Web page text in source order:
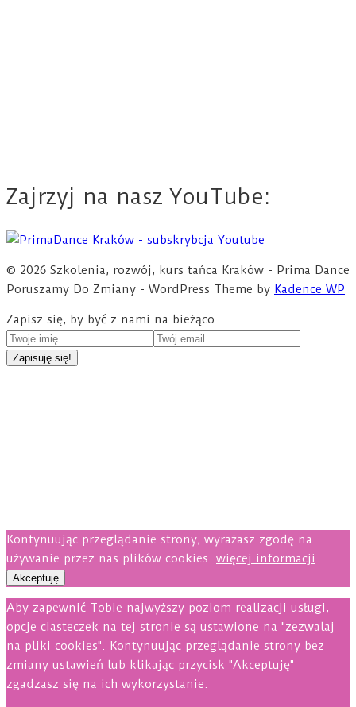
Zajrzyj na nasz YouTube:
© 2026 Szkolenia, rozwój, kurs tańca Kraków - Prima Dance
Poruszamy Do Zmiany - WordPress Theme by Kadence WP
Zapisz się, by być z nami na bieżąco.
Kontynuując przeglądanie strony, wyrażasz zgodę na
używanie przez nas plików cookies. więcej informacji
Akceptuję
Aby zapewnić Tobie najwyższy poziom realizacji usługi,
opcje ciasteczek na tej stronie są ustawione na "zezwalaj
na pliki cookies". Kontynuując przeglądanie strony bez
zmiany ustawień lub klikając przycisk "Akceptuję"
zgadzasz się na ich wykorzystanie.